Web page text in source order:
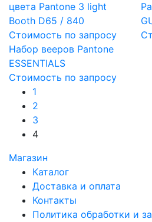
цвета Pantone 3 light
Booth D65 / 840
Стоимость по запросу
Набор вееров Pantone
ESSENTIALS
Стоимость по запросу
1
2
3
4
Магазин
Каталог
Доставка и оплата
Контакты
Политика обработки и